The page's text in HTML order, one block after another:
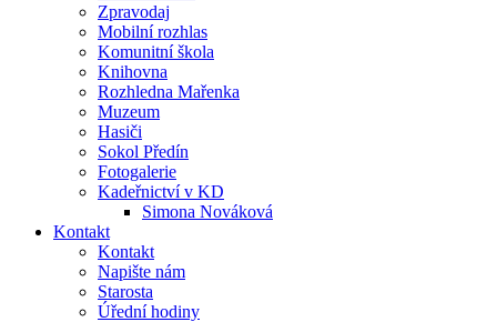
Zpravodaj
Mobilní rozhlas
Komunitní škola
Knihovna
Rozhledna Mařenka
Muzeum
Hasiči
Sokol Předín
Fotogalerie
Kadeřnictví v KD
Simona Nováková
Kontakt
Kontakt
Napište nám
Starosta
Úřední hodiny